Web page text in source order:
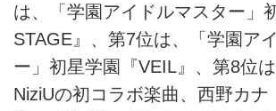
は、「学園アイドルマスター」
STAGE』、第7位は、「学園ア
ー」初星学園『VEIL』、第8位
NiziUの初コラボ楽曲、西野カナ